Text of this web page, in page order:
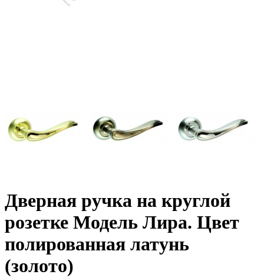
Дверная ручка на круглой
розетке Модель Лира. Цвет
полированная латунь
(золото)